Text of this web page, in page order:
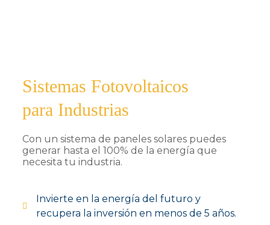
Sistemas Fotovoltaicos
para Industrias
Con un sistema de paneles solares puedes
generar hasta el 100% de la energía que
necesita tu industria.
Invierte en la energía del futuro y
recupera la inversión en menos de 5 años.